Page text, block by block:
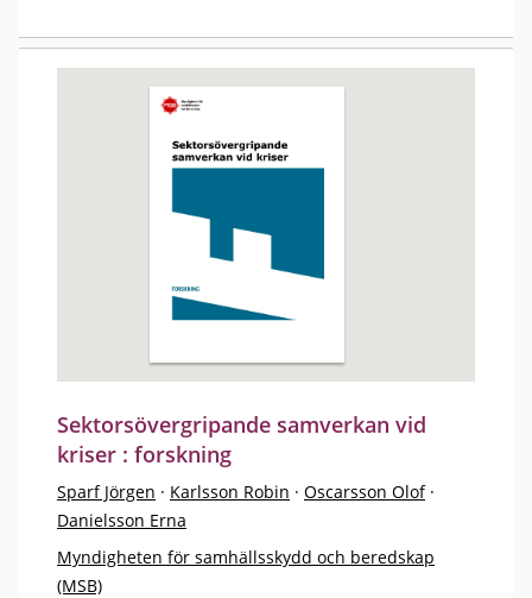
Sektorsövergripande samverkan vid
kriser : forskning
Sparf Jörgen · Karlsson Robin · Oscarsson Olof ·
Danielsson Erna
Myndigheten för samhällsskydd och beredskap
(MSB)